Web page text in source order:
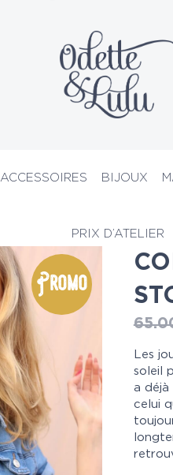
ACCESSOIRES BIJOUX
PRIX D’ATELIER
Promo
Les
soleil
a déjà
celui